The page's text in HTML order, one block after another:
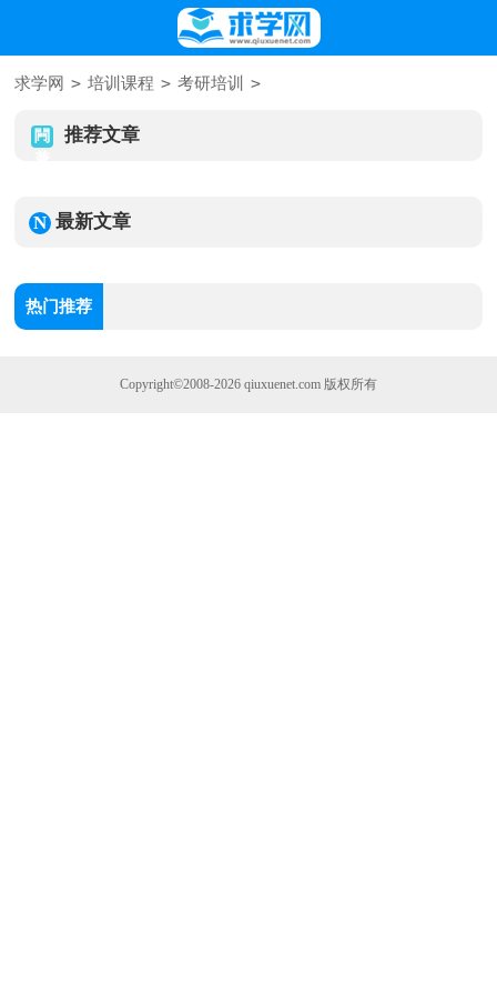
求学网 > 培训课程 > 考研培训 >
推荐文章
最新文章
热门推荐
Copyright©2008-2026 qiuxuenet.com 版权所有